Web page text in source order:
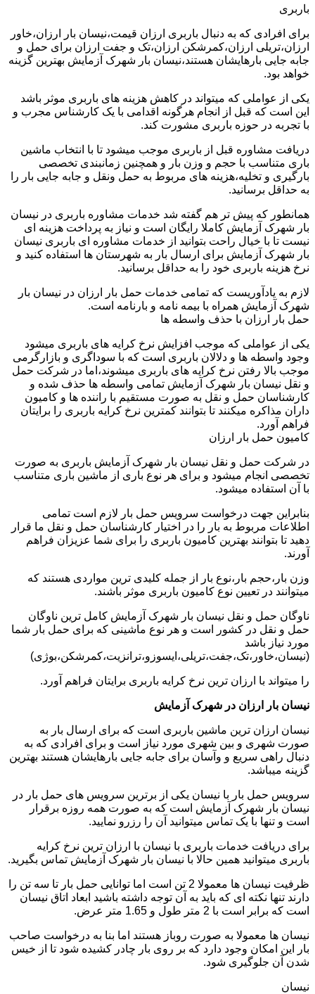
باربری
برای افرادی که به دنبال باربری ارزان قیمت،نیسان بار ارزان،خاور
ارزان،تریلی ارزان،کمرشکن ارزان،تک و جفت ارزان برای حمل و
جابه جایی بارهایشان هستند،نیسان بار شهرک آزمایش بهترین گزینه
خواهد بود.
یکی از عواملی که میتواند در کاهش هزینه های باربری موثر باشد
این است که قبل از انجام هرگونه اقدامی با یک کارشناس مجرب و
با تجربه در حوزه باربری مشورت کند.
دریافت مشاوره قبل از باربری موجب میشود تا با انتخاب ماشین
باری متناسب با حجم و وزن بار و همچنین زمانبندی تخصصی
بارگیری و تخلیه،هزینه های مربوط به حمل ونقل و جابه جایی بار را
به حداقل برسانید.
همانطور که پیش تر هم گفته شد خدمات مشاوره باربری در نیسان
بار شهرک آزمایش کاملا رایگان است و نیاز به پرداخت هزینه ای
نیست تا با خیال راحت بتوانید از خدمات مشاوره ای باربری نیسان
بار شهرک آزمایش برای ارسال بار به شهرستان ها استفاده کنید و
نرخ هزینه باربری خود را به حداقل برسانید.
لازم به یادآوریست که تمامی خدمات حمل بار ارزان در نیسان بار
شهرک آزمایش همراه با بیمه نامه و بارنامه است.
حمل بار ارزان با حذف واسطه ها
یکی از عواملی که موجب افزایش نرخ کرایه های باربری میشود
وجود واسطه ها و دلالان باربری است که با سوداگری و بازارگرمی
موجب بالا رفتن نرخ کرایه های باربری میشوند،اما در شرکت حمل
و نقل نیسان بار شهرک آزمایش تمامی واسطه ها حذف شده و
کارشناسان حمل و نقل به صورت مستقیم با راننده ها و کامیون
داران مذاکره میکنند تا بتوانند کمترین نرخ کرایه باربری را برایتان
فراهم آورد.
کامیون حمل بار ارزان
در شرکت حمل و نقل نیسان بار شهرک آزمایش باربری به صورت
تخصصی انجام میشود و برای هر نوع باری از ماشین باری متناسب
با آن استفاده میشود.
بنابراین جهت درخواست سرویس حمل بار لازم است تمامی
اطلاعات مربوط به بار را در اختیار کارشناسان حمل و نقل ما قرار
دهید تا بتوانند بهترین کامیون باربری را برای شما عزیزان فراهم
آورند.
وزن بار،حجم بار،نوع بار از جمله کلیدی ترین مواردی هستند که
میتوانند در تعیین نوع کامیون باربری موثر باشند.
ناوگان حمل و نقل نیسان بار شهرک آزمایش کامل ترین ناوگان
حمل و نقل در کشور است و هر نوع ماشینی که برای حمل بار شما
مورد نیاز باشد
(نیسان،خاور،تک،جفت،تریلی،ایسوزو،ترانزیت،کمرشکن،بوژی)
را میتواند با ارزان ترین نرخ کرایه باربری برایتان فراهم آورد.
نیسان بار ارزان در شهرک آزمایش
نیسان ارزان ترین ماشین باربری است که برای ارسال بار به
صورت شهری و بین شهری مورد نیاز است و برای افرادی که به
دنبال راهی سریع و وآسان برای جابه جایی بارهایشان هستند بهترین
گزینه میباشد.
سرویس حمل بار با نیسان یکی از برترین سرویس های حمل بار در
نیسان بار شهرک آزمایش است که به صورت همه روزه برقرار
است و تنها با یک تماس میتوانید آن را رزرو نمایید.
برای دریافت خدمات باربری با نیسان با ارزان ترین نرخ کرایه
باربری میتوانید همین حالا با نیسان بار شهرک آزمایش تماس بگیرید.
ظرفیت نیسان ها معمولا 2 تن است اما توانایی حمل بار تا سه تن را
دارند تنها نکته ای که باید به آن توجه داشته باشید ابعاد اتاق نیسان
است که برابر است با 2 متر طول و 1.65 متر عرض.
نیسان ها معمولا به صورت روباز هستند اما بنا به درخواست صاحب
بار این امکان وجود دارد که بر روی بار چادر کشیده شود تا از خیس
شدن آن جلوگیری شود.
نیسان